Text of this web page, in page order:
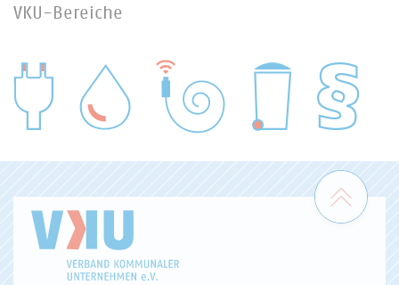
VKU-Bereiche
WASSER/ABWASSER
Zum